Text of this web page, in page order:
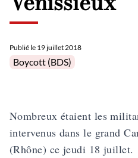
Publié le 19 juillet 2018
Posted in
Boycott (BDS)
Nombreux étaient les
intervenus dans le grand
(Rhône) ce jeudi 18 juillet.